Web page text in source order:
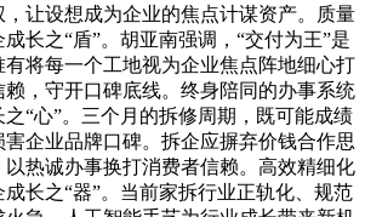
让设想成为企业的焦点计谋资产。质量
长之“盾”。胡亚南强调，“交付为王”是
将每一个工地视为企业焦点阵地细心打
，守开口碑底线。终身陪同的办事系统
“心”。三个月的拆修周期，既可能成绩
企业品牌口碑。拆企应摒弃价钱合作思
热诚办事换打消费者信赖。高效精细化
长之“器”。当前家拆行业正轨化、规范